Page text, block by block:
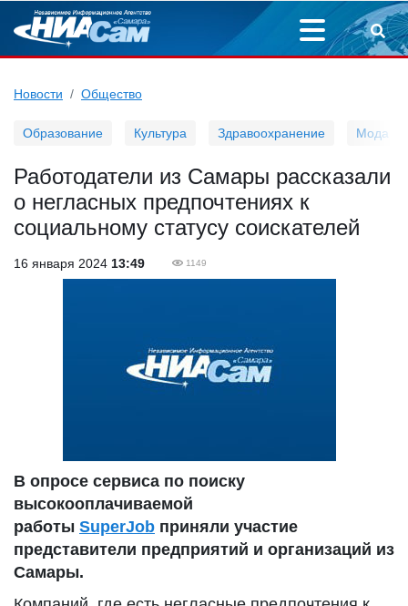
Новости Общество
Образование Культура Здравоохранение Мода
Работодатели из Самары рассказали
о негласных предпочтениях к
социальному статусу соискателей
16 января 2024 13:49 1149
В опросе сервиса по поиску
высокооплачиваемой
работы SuperJob приняли участие
представители предприятий и организаций из
Самары.